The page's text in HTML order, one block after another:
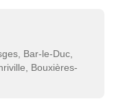
Bar-le-Duc,
Bouxières-